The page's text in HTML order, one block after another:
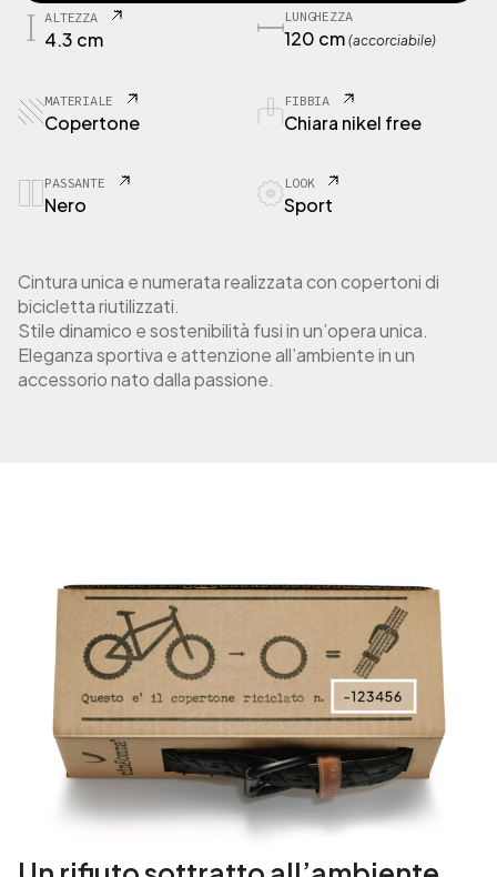
B
o
r
a
e
r
R
2
q
u
ALTEZZA
4.3 cm
LUNGHEZZA
120 cm (accorciabile)
MATERIALE
Copertone
FIBBIA
Chiara nikel free
PASSANTE
Nero
LOOK
Sport
Cintura unica e numerata realizzata con copertoni di
bicicletta riutilizzati.
Stile dinamico e sostenibilità fusi in un’opera unica.
Eleganza sportiva e attenzione all’ambiente in un
accessorio nato dalla passione.